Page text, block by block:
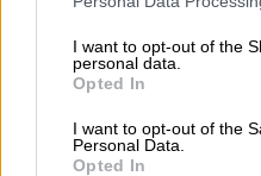
not limited to your visit or
grant or deny consent to
use your data for below
consent section.
I want to opt-out of the
personal data.
Opted In
I want to opt-out of the
Personal Data.
Opted In